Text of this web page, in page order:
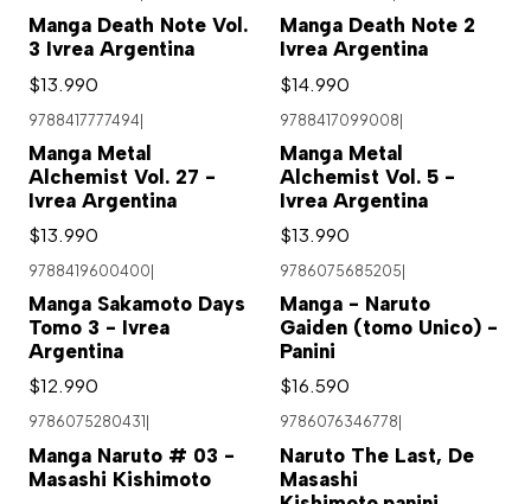
Manga Death Note Vol.
3 Ivrea Argentina
$13.990
Manga Death Note 2
Ivrea Argentina
$14.990
9788417777494|
Manga Metal
Alchemist Vol. 27 -
Ivrea Argentina
$13.990
9788417099008|
Manga Metal
Alchemist Vol. 5 -
Ivrea Argentina
$13.990
9788419600400
Manga Sakamoto Days
Tomo 3 - Ivrea
Argentina
$12.990
9786075685205
Manga - Naruto
Gaiden (tomo Unico) -
Panini
$16.590
9786075280431
Manga Naruto # 03 -
Masashi Kishimoto
9786076346778
Naruto The Last, De
Masashi